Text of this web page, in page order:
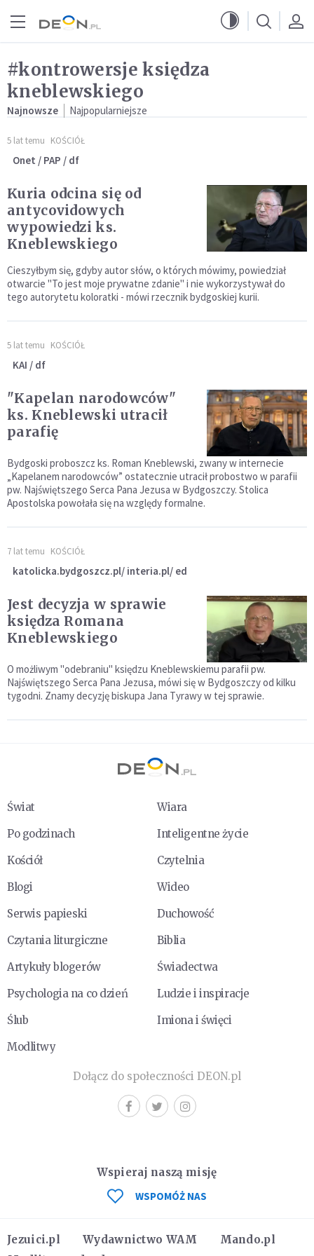
#kontrowersje księdza
kneblewskiego
Najnowsze Najpopularniejsze
5 lat temu KOŚCIÓŁ
Onet / PAP / df
Kuria odcina się od
antycovidowych
wypowiedzi ks.
Kneblewskiego
Cieszyłbym się, gdyby autor słów, o których mówimy, powiedział
otwarcie "To jest moje prywatne zdanie" i nie wykorzystywał do
tego autorytetu koloratki - mówi rzecznik bydgoskiej kurii.
5 lat temu KOŚCIÓŁ
KAI / df
"Kapelan narodowców"
ks. Kneblewski utracił
parafię
Bydgoski proboszcz ks. Roman Kneblewski, zwany w internecie
„Kapelanem narodowców” ostatecznie utracił probostwo w parafii
pw. Najświętszego Serca Pana Jezusa w Bydgoszczy. Stolica
Apostolska powołała się na względy formalne.
7 lat temu KOŚCIÓŁ
katolicka.bydgoszcz.pl/ interia.pl/ ed
Jest decyzja w sprawie
księdza Romana
Kneblewskiego
O możliwym "odebraniu" księdzu Kneblewskiemu parafii pw.
Najświętszego Serca Pana Jezusa, mówi się w Bydgoszczy od kilku
tygodni. Znamy decyzję biskupa Jana Tyrawy w tej sprawie.
Świat
Wiara
Po godzinach
Inteligentne życie
Kościół
Czytelnia
Blogi
Wideo
Serwis papieski
Duchowość
Czytania liturgiczne
Biblia
Artykuły blogerów
Świadectwa
Psychologia na co dzień
Ludzie i inspiracje
Ślub
Imiona i święci
Modlitwy
Dołącz do społeczności DEON.pl
Jezuici.pl Wydawnictwo WAM
Mando.pl
Wspieraj naszą misję
WSPOMÓŻ NAS